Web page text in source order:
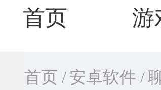
首页 游
首页 / 安卓软件 /